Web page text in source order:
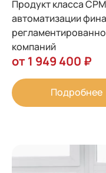
Продукт класса
автоматизации
компаний
от 1 949 400 ₽
Подробнее